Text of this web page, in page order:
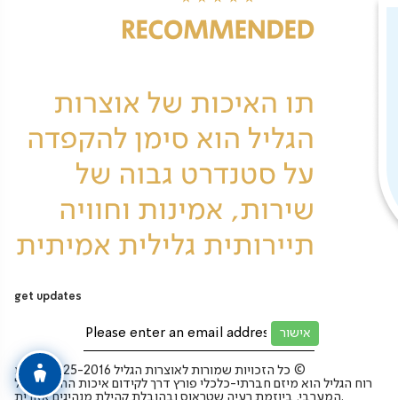
get updates
כל הזכויות שמורות לאוצרות הגליל 2025-2016 בע”מ ©
רוח הגליל הוא מיזם חברתי-כלכלי פורץ דרך לקידום איכות החיים בגליל
המערבי, ביוזמת רעיה שטראוס ובהובלת קהילת מנהיגים אזורית.